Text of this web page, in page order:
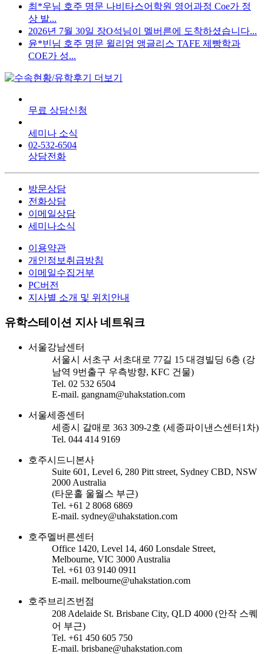
최*우님 호주 명문 나비타스어학원 영어과정 Coe가 정
상 발...
2026년 7월 30일 장O석님이 멜버른에 도착하셨습니다...
윤*빈님 호주 명문 윌리엄 앵글리스 TAFE 제빵학과
COE가 성...
무료 상담신청
세미나 소식
02-532-6504
상담전화
방문상담
전화상담
이메일상담
세미나소식
이용약관
개인정보취급방침
이메일수집거부
PC버전
지사별 소개 및 위치안내
유학스테이션 지사 네트워크
서울강남센터
서울시 서초구 서초대로 77길 15 대경빌딩 6층 (강
남역 9번출구 우측방향, KFC 건물)
Tel. 02 532 6504
E-mail. gangnam@uhakstation.com
서울세종센터
세종시 갈매로 363 309-2호 (세종파이낸스센터1차)
Tel. 044 414 9169
호주시드니본사
Suite 601, Level 6, 280 Pitt street, Sydney CBD, NSW
2000 Australia
(타운홀 울월스 부근)
Tel. +61 2 8068 6869
E-mail. sydney@uhakstation.com
호주멜버른센터
Office 1420, Level 14, 460 Lonsdale Street,
Melbourne, VIC 3000 Australia
Tel. +61 03 9140 0911
E-mail. melbourne@uhakstation.com
호주브리즈번점
208 Adelaide St. Brisbane City, QLD 4000 (안작 스퀘
어 부근)
Tel. +61 450 605 750
E-mail. brisbane@uhakstation.com